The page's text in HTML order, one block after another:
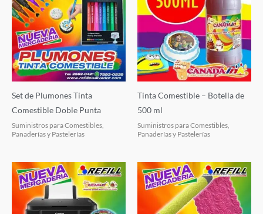
Set de Plumones Tinta
Comestible Doble Punta
Suministros para Comestibles,
Panaderías y Pastelerías
Tinta Comestible – Botella de
500 ml
Suministros para Comestibles,
Panaderías y Pastelerías